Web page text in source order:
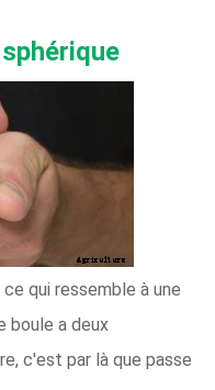
qui ressemble à une
boule a deux
c'est par là que passe